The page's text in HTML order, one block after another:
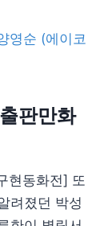
영순 (에이코
판만화
현동화전] 또
려졌던 박성